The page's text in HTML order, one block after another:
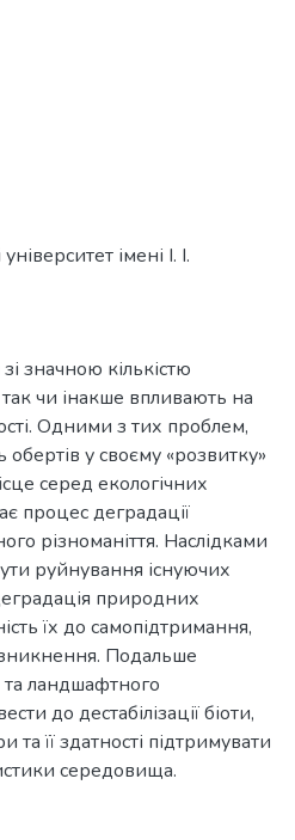
імені І. І.
значною кількістю
чи інакше впливають на
Одними з тих проблем,
у своєму «розвитку»
серед екологічних
процес деградації
різноманіття. Наслідками
руйнування існуючих
природних
їх до самопідтримання,
Подальше
та ландшафтного
до дестабілізації біоти,
та її здатності підтримувати
середовища.